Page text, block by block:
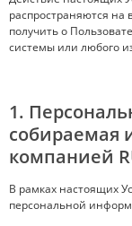
распространяются
получить о
системы или любого
1.
собираемая
компанией
В рамках настоящих
персональной